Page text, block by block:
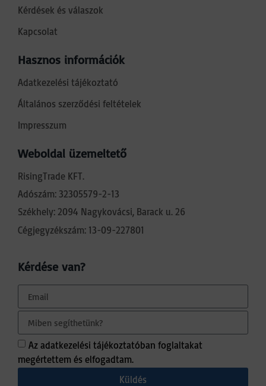
Kérdések és válaszok
Kapcsolat
Hasznos információk
Adatkezelési tájékoztató
Általános szerződési feltételek
Impresszum
Weboldal üzemeltető
RisingTrade KFT.
Adószám: 32305579-2-13
Székhely: 2094 Nagykovácsi, Barack u. 26
Cégjegyzékszám: 13-09-227801
Kérdése van?
Az adatkezelési tájékoztatóban foglaltakat
megértettem és elfogadtam.
Küldés